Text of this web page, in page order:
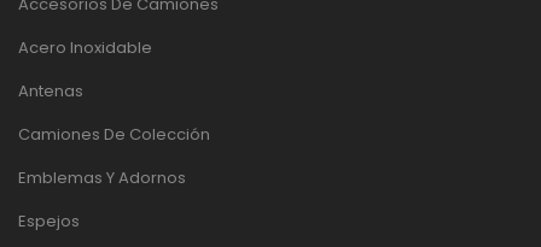
Acero Inoxidable
Antenas
Camiones De Colección
Emblemas Y Adornos
Espejos